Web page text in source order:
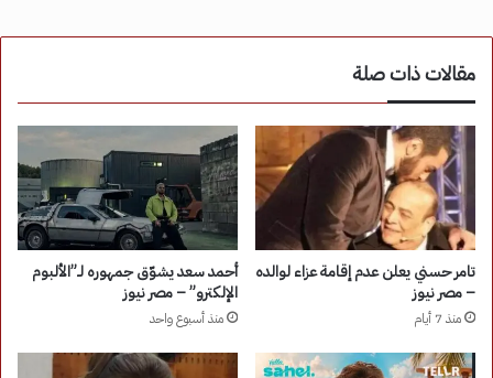
مقالات ذات صلة
تامر حسني يعلن عدم إقامة عزاء لوالده
– مصر نيوز
منذ 7 أيام
أحمد سعد يشوّق جمهوره لـ”الألبوم
الإلكترو” – مصر نيوز
منذ أسبوع واحد